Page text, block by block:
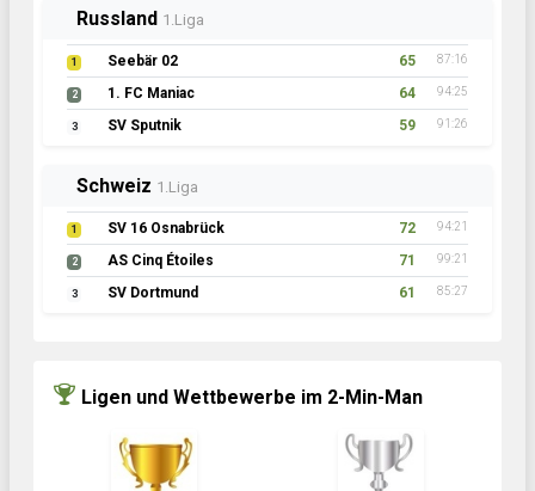
Russland 1.Liga
1 Seebär 02 65 87:16
2 1. FC Maniac 64 94:25
3 SV Sputnik 59 91:26
Schweiz 1.Liga
1 SV 16 Osnabrück 72 94:21
2 AS Cinq Étoiles 71 99:21
3 SV Dortmund 61 85:27
Ligen und Wettbewerbe im 2-Min-Man